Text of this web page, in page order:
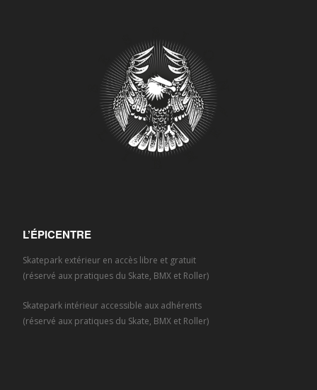
L’ÉPICENTRE
Skatepark extérieur en accès libre et gratuit
(réservé aux pratiques du Skate, BMX et Roller)
Skatepark intérieur accessible aux adhérents
(réservé aux pratiques du Skate, BMX et Roller)